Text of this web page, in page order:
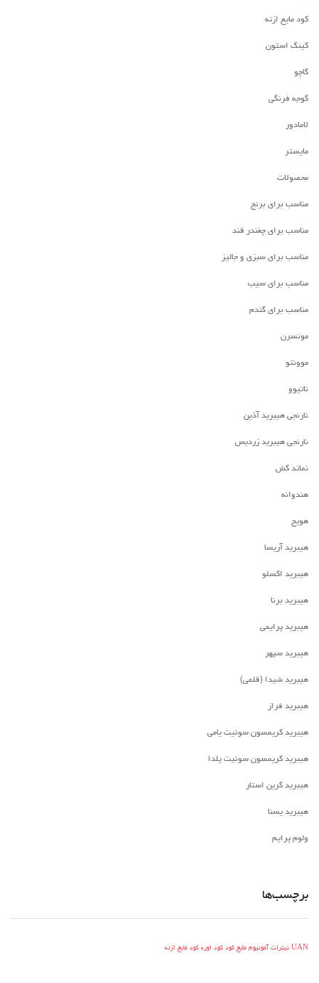
کود مایع ازته
کینگ استون
گاچو
گوجه فرنگی
لامادور
مایستر
محصولات
مناسب برای برنج
مناسب برای چغندر قند
مناسب برای سبزی و جالیز
مناسب برای سیب
مناسب برای گندم
مونسرن
موونتو
ناتیوو
نارنجی هیبرید آذین
نارنجی هیبرید زردیس
نماتد کش
هندوانه
هویج
هیبرید آریسا
هیبرید اکسلو
هیبرید برنا
هیبرید پرایمی
هیبرید سپهر
هیبرید شیدا (قلمی)
هیبرید فراز
هیبرید کریمسون سوئیت یامی
هیبرید کریمسون سوئیت یلدا
هیبرید گرین استار
هیبرید یسنا
ولوم پرایم
برچسب‌ها
UAN نیترات آمونیوم مایع کود کود اوره کود مایع ازته